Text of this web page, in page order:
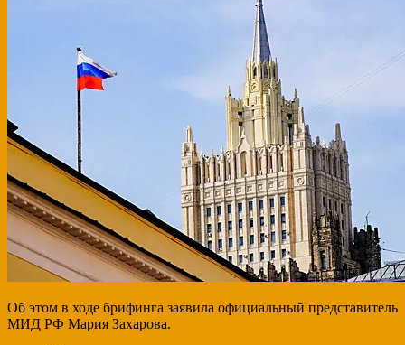
Об этом в ходе брифинга заявила официальный представитель
МИД РФ Мария Захарова.